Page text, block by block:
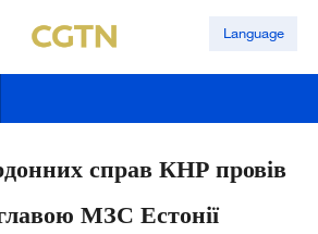
Language
справ КНР провів
МЗС Естонії